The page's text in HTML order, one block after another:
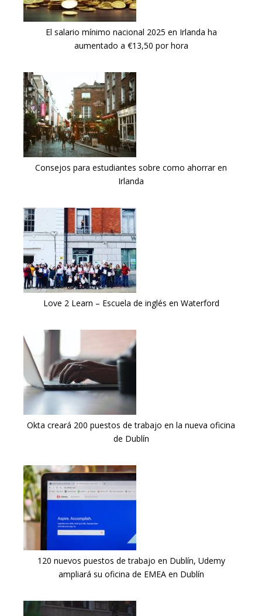
El salario mínimo nacional 2025 en Irlanda ha
aumentado a €13,50 por hora
Consejos para estudiantes sobre como ahorrar en
Irlanda
Love 2 Learn – Escuela de inglés en Waterford
Okta creará 200 puestos de trabajo en la nueva oficina
de Dublín
120 nuevos puestos de trabajo en Dublín, Udemy
ampliará su oficina de EMEA en Dublín